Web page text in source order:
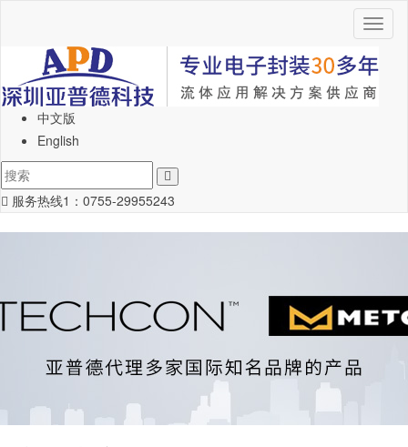
中文版
English
服务热线1： 0755-29955243